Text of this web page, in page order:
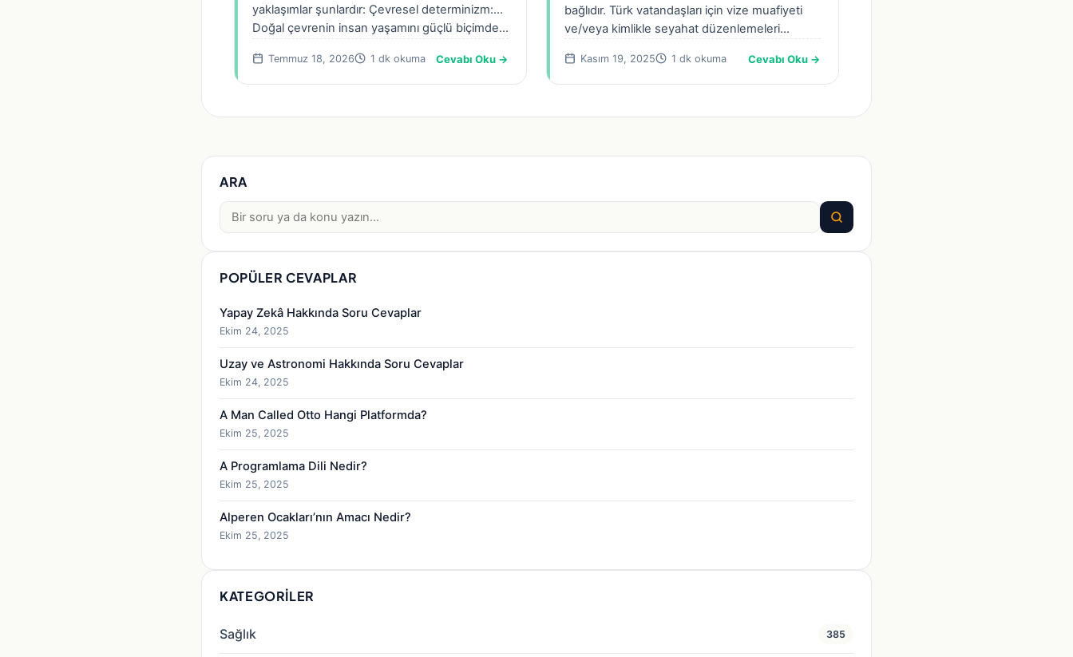
yaklaşımlar şunlardır: Çevresel determinizm:
Doğal çevrenin insan yaşamını güçlü biçimde…
Temmuz 18, 2026 1 dk okuma Cevabı Oku →
bağlıdır. Türk vatandaşları için vize muafiyeti
ve/veya kimlikle seyahat düzenlemeleri
önce T.C.…
Kasım 19, 2025 1 dk okuma Cevabı Oku →
ARA
Ara:
POPÜLER CEVAPLAR
Yapay Zekâ Hakkında Soru Cevaplar
Ekim 24, 2025
Uzay ve Astronomi Hakkında Soru Cevaplar
Ekim 24, 2025
A Man Called Otto Hangi Platformda?
Ekim 25, 2025
A Programlama Dili Nedir?
Ekim 25, 2025
Alperen Ocakları’nın Amacı Nedir?
Ekim 25, 2025
KATEGORILER
Sağlık 385